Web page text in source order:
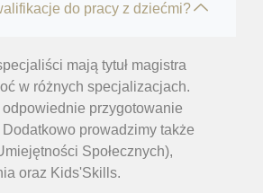
do pracy z dziećmi?
mają tytuł magistra
w różnych specjalizacjach.
odpowiednie przygotowanie
prowadzimy także
Społecznych),
oraz Kids'Skills.